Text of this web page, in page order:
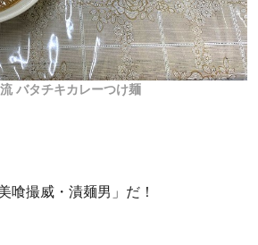
バタチキカレーつけ麺
喰撮威・漬麺男」だ！